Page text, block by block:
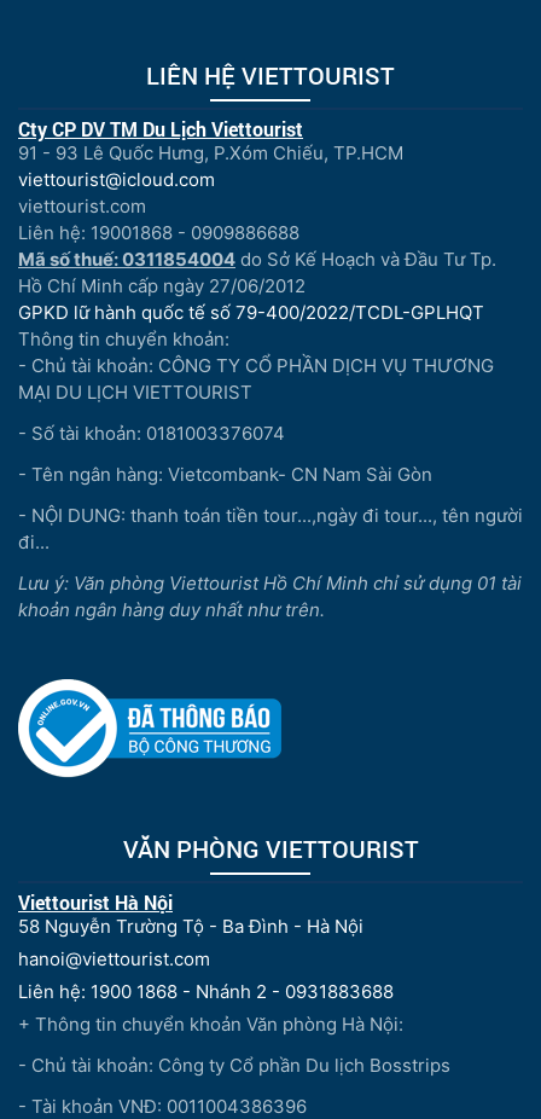
LIÊN HỆ VIETTOURIST
Cty CP DV TM Du Lịch Viettourist
91 - 93 Lê Quốc Hưng, P.Xóm Chiếu, TP.HCM
viettourist@icloud.com
viettourist.com
Liên hệ: 19001868 - 0909886688
Mã số thuế: 0311854004 do Sở Kế Hoạch và Đầu Tư Tp.
Hồ Chí Minh cấp ngày 27/06/2012
GPKD lữ hành quốc tế số 79-400/2022/TCDL-GPLHQT
Thông tin chuyển khoản:
- Chủ tài khoản: CÔNG TY CỔ PHẦN DỊCH VỤ THƯƠNG
MẠI DU LỊCH VIETTOURIST
- Số tài khoản: 0181003376074
- Tên ngân hàng: Vietcombank- CN Nam Sài Gòn
- NỘI DUNG: thanh toán tiền tour...,ngày đi tour..., tên người
đi...
Lưu ý: Văn phòng Viettourist Hồ Chí Minh chỉ sử dụng 01 tài
khoản ngân hàng duy nhất như trên.
VĂN PHÒNG VIETTOURIST
Viettourist Hà Nội
58 Nguyễn Trường Tộ - Ba Đình - Hà Nội
hanoi@viettourist.com
Liên hệ: 1900 1868 - Nhánh 2 - 0931883688
+ Thông tin chuyển khoản Văn phòng Hà Nội:
- Chủ tài khoản: Công ty Cổ phần Du lịch Bosstrips
- Tài khoản VNĐ: 0011004386396